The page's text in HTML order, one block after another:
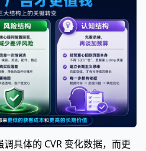
具体的 CVR 变化数据，而更